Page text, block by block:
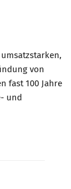
von
fast 100 Jahre
und